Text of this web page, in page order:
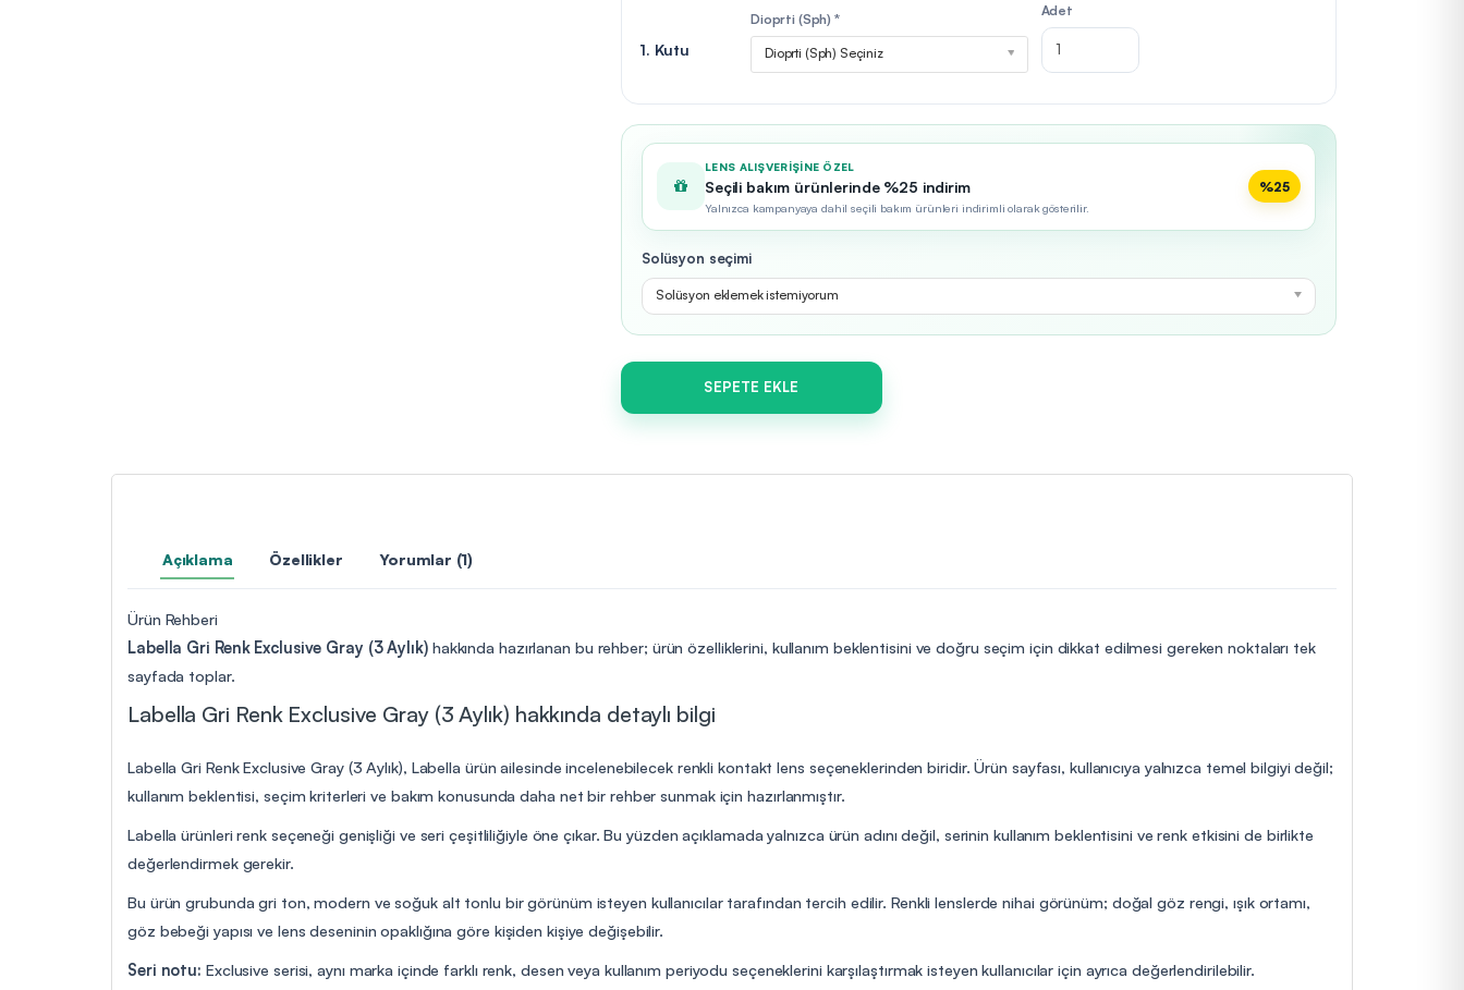
1. Kutu
Dioprti (Sph) *
Dioprti (Sph) Seçiniz
Adet
LENS ALIŞVERIŞINE ÖZEL
Seçili bakım ürünlerinde %25 indirim
Yalnızca kampanyaya dahil seçili bakım ürünleri indirimli olarak gösterilir.
%25
Solüsyon seçimi
Solüsyon eklemek istemiyorum
SEPETE EKLE
Açıklama Özellikler Yorumlar (1)
Ürün Rehberi
Labella Gri Renk Exclusive Gray (3 Aylık)hakkında hazırlanan bu rehber; ürün özelliklerini, kullanım beklentisini ve doğru seçim için dikkat edilmesi gereken noktaları tek
sayfada toplar.
Labella Gri Renk Exclusive Gray (3 Aylık) hakkında detaylı bilgi
Labella Gri Renk Exclusive Gray (3 Aylık), Labella ürün ailesinde incelenebilecek renkli kontakt lens seçeneklerinden biridir. Ürün sayfası, kullanıcıya yalnızca temel bilgiyi değil;
kullanım beklentisi, seçim kriterleri ve bakım konusunda daha net bir rehber sunmak için hazırlanmıştır.
Labella ürünleri renk seçeneği genişliği ve seri çeşitliliğiyle öne çıkar. Bu yüzden açıklamada yalnızca ürün adını değil, serinin kullanım beklentisini ve renk etkisini de birlikte
değerlendirmek gerekir.
Bu ürün grubunda gri ton, modern ve soğuk alt tonlu bir görünüm isteyen kullanıcılar tarafından tercih edilir. Renkli lenslerde nihai görünüm; doğal göz rengi, ışık ortamı,
göz bebeği yapısı ve lens deseninin opaklığına göre kişiden kişiye değişebilir.
Seri notu: Exclusive serisi, aynı marka içinde farklı renk, desen veya kullanım periyodu seçeneklerini karşılaştırmak isteyen kullanıcılar için ayrıca değerlendirilebilir.